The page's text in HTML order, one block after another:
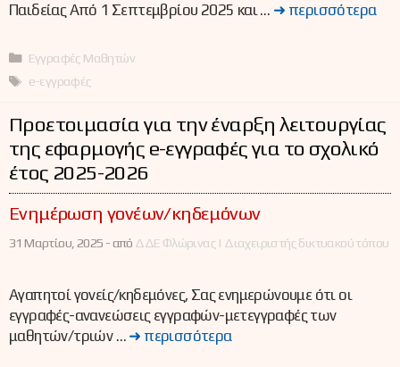
Παιδείας Από 1 Σεπτεμβρίου 2025 και … ➜ περισσότερα
Κατηγορίες
Εγγραφές Μαθητών
Ετικέτες
e-εγγραφές
Προετοιμασία για την έναρξη λειτουργίας
της εφαρμογής e-εγγραφές για το σχολικό
έτος 2025-2026
Ενημέρωση γονέων/κηδεμόνων
31 Μαρτίου, 2025 -από ΔΔΕ Φλώρινας | Διαχειριστής δικτυακού τόπου
Αγαπητοί γονείς/κηδεμόνες, Σας ενημερώνουμε ότι οι
εγγραφές-ανανεώσεις εγγραφών-μετεγγραφές των
μαθητών/τριών … ➜ περισσότερα